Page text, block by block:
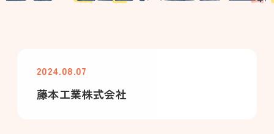
2024.08.07
藤本工業株式会社